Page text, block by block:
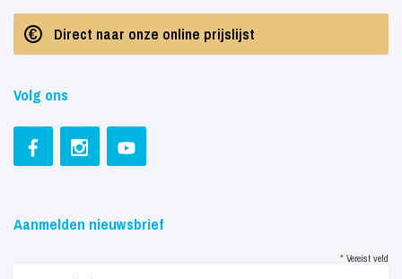
Direct naar onze online prijslijst
Volg ons
Aanmelden nieuwsbrief
* Vereist veld